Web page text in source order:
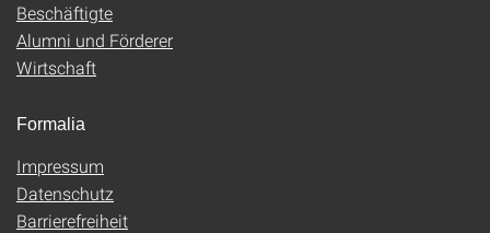
Beschäftigte
Alumni und Förderer
Wirtschaft
Formalia
Impressum
Datenschutz
Barrierefreiheit